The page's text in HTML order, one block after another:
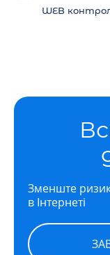
WEB
Зменште
в Інтернеті